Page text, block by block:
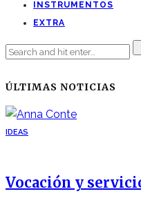
INSTRUMENTOS
EXTRA
ÚLTIMAS NOTICIAS
IDEAS
Vocación y